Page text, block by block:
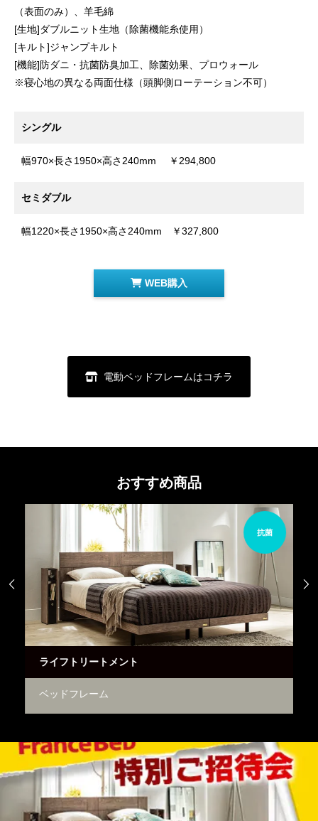
（表面のみ）、羊毛綿
[生地]ダブルニット生地（除菌機能糸使用）
[キルト]ジャンプキルト
[機能]防ダニ・抗菌防臭加工、除菌効果、プロウォール
※寝心地の異なる両面仕様（頭脚側ローテーション不可）
シングル
幅970×長さ1950×高さ240mm ￥294,800
セミダブル
幅1220×長さ1950×高さ240mm ￥327,800
WEB購入
電動ベッドフレームはコチラ
おすすめ商品
抗菌
ライフトリートメント
ベッドフレーム
 